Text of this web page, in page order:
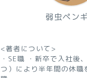
弱虫ペン
<著者について>
・SE職 ・新卒で入社後
つ）により半年間の休職